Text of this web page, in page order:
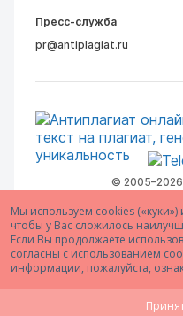
Мы используем cookies
чтобы у Вас сложилось
Если Вы продолжаете
согласны с использованием
информации, пожалуйста,
Пресс-служба
pr@antiplagiat.ru
©